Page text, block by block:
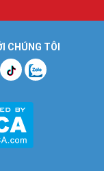
CHÚNG TÔI